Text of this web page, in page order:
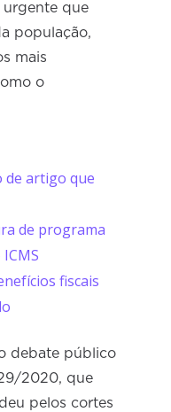
urgente que
população,
mais
o
de artigo que
de programa
fiscais
debate público
2020, que
pelos cortes